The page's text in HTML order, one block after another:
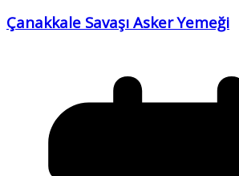
Çanakkale Savaşı Asker Yemeği